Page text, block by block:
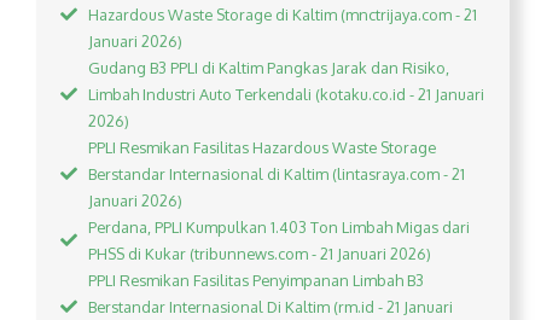
Hazardous Waste Storage di Kaltim (mnctrijaya.com - 21
Januari 2026)
Gudang B3 PPLI di Kaltim Pangkas Jarak dan Risiko,
Limbah Industri Auto Terkendali (kotaku.co.id - 21 Januari
2026)
PPLI Resmikan Fasilitas Hazardous Waste Storage
Berstandar Internasional di Kaltim (lintasraya.com - 21
Januari 2026)
Perdana, PPLI Kumpulkan 1.403 Ton Limbah Migas dari
PHSS di Kukar (tribunnews.com - 21 Januari 2026)
PPLI Resmikan Fasilitas Penyimpanan Limbah B3
Berstandar Internasional Di Kaltim (rm.id - 21 Januari